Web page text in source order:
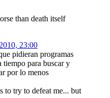
than death itself
23:00
pidieran programas
tiempo para buscar y
por lo menos
to try to defeat me... but